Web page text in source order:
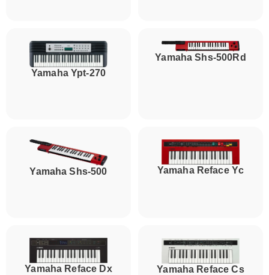
Yamaha Ypt-270
Yamaha Shs-500Rd
Yamaha Shs-500 Yamaha Reface Yc
Yamaha Reface Dx Yamaha Reface Cs